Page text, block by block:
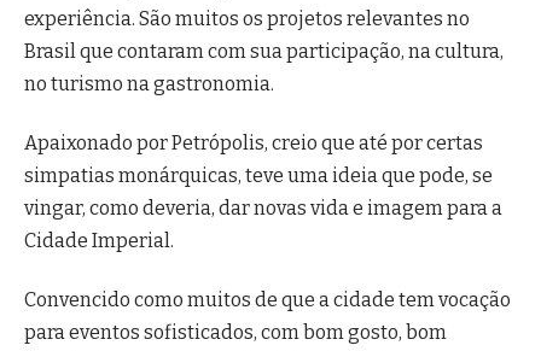
experiência. São muitos os projetos relevantes no
Brasil que contaram com sua participação, na cultura,
no turismo na gastronomia.
Apaixonado por Petrópolis, creio que até por certas
simpatias monárquicas, teve uma ideia que pode, se
vingar, como deveria, dar novas vida e imagem para a
Cidade Imperial.
Convencido como muitos de que a cidade tem vocação
para eventos sofisticados, com bom gosto, bom